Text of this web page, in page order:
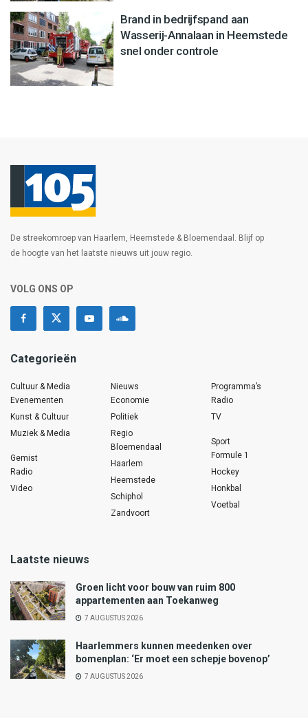
Brand in bedrijfspand aan
Wasserij-Annalaan in Heemstede
snel onder controle
De streekomroep van Haarlem, Heemstede & Bloemendaal. Blijf op
de hoogte van het laatste nieuws uit jouw regio.
VOLG ONS OP
Categorieën
Cultuur & Media
Evenementen
Kunst & Cultuur
Muziek & Media
Gemist
Radio
Video
Nieuws
Economie
Politiek
Regio
Bloemendaal
Haarlem
Heemstede
Schiphol
Zandvoort
Programma’s
Radio
TV
Sport
Formule 1
Hockey
Honkbal
Voetbal
Laatste nieuws
Groen licht voor bouw van ruim 800
appartementen aan Toekanweg
7 AUGUSTUS 2026
Haarlemmers kunnen meedenken over
bomenplan: ‘Er moet een schepje bovenop’
7 AUGUSTUS 2026